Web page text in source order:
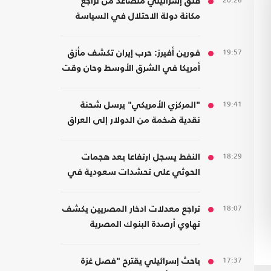
مكانة دولة الاحتلال في السياسة
19:57
فورين أفيرز: حرب إيران تكشف مأزق
أمريكا في الشرق الأوسط وحان وقت
19:41
"المركزي الأمريكي" يرسل شحنة
نقدية ضخمة من الدولار إلى العراق
18:29
النفط يسجل ارتفاعا بعد هجمات
الحوثي على تحشدات سعودية في
18:07
تراجع معدلات ادخار المصريين يكشف
تهاوي أرصدة البنوك المصرية
17:37 باحث إسرائيلي يقترح "فصل غزة